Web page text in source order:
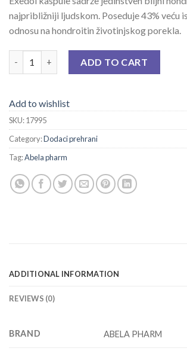
najpribližniji ljudskom. Poseduje 43% veću
odnosu na hondroitin životinjskog porekla.
ADD TO CART
Add to wishlist
SKU:17995
Category:Dodaci prehrani
Tag:Abela pharm
ADDITIONAL INFORMATION
REVIEWS (0)
BRAND ABELA PHARM